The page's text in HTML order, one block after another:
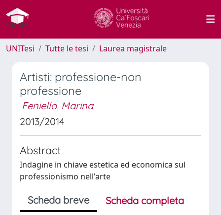
UNITesi Tutte le tesi Laurea magistrale
Artisti: professione-non
professione
Feniello, Marina
2013/2014
Abstract
Indagine in chiave estetica ed economica sul
professionismo nell'arte
Scheda breve
Scheda completa